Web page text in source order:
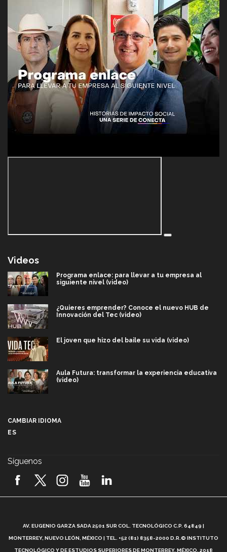
Videos
Programa enlace: para llevar a tu empresa al
siguiente nivel (video)
¿Quieres emprender? Conoce el nuevo HUB de
Innovación del Tec (video)
El joven que hizo del baile su vida (video)
Aula Futura: transformar la experiencia educativa
(video)
2026! (video)
¿Cómo es el Modelo Educativo Tec? (video)
CAMBIAR IDIOMA
ES
Síguenos
AV. EUGENIO GARZA SADA 2501 SUR COL. TECNOLÓGICO C.P. 64849 |
MONTERREY, NUEVO LEÓN, MÉXICO | TEL. +52 (81) 8358-2000 D.R.© INSTITUTO
TECNOLÓGICO Y DE ESTUDIOS SUPERIORES DE MONTERREY, MÉXICO. 2018